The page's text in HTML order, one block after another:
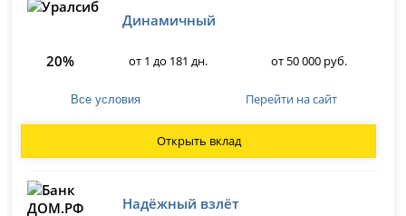
Динамичный
20% от 1 до 181 дн. от 50 000 руб.
Все условия Перейти на сайт
Открыть вклад
Надёжный взлёт